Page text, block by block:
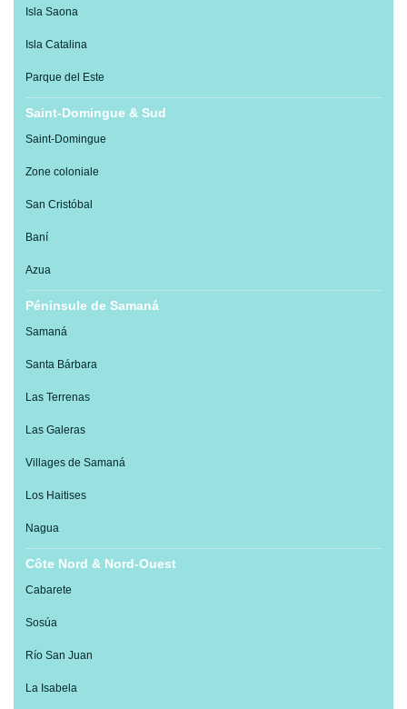
Isla Saona
Isla Catalina
Parque del Este
Saint-Domingue & Sud
Saint-Domingue
Zone coloniale
San Cristóbal
Baní
Azua
Péninsule de Samaná
Samaná
Santa Bárbara
Las Terrenas
Las Galeras
Villages de Samaná
Los Haitises
Nagua
Côte Nord & Nord-Ouest
Cabarete
Sosúa
Río San Juan
La Isabela